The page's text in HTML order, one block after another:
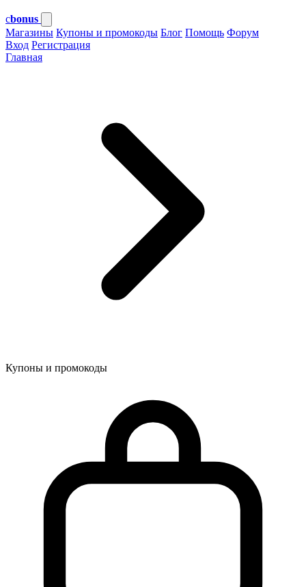
cbonus
Магазины Купоны и промокоды Блог Помощь Форум
Вход Регистрация
Главная
Купоны и промокоды